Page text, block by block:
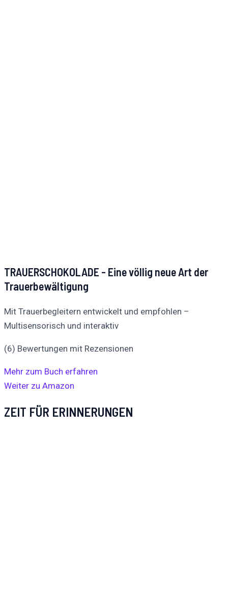
TRAUERSCHOKOLADE - Eine völlig neue Art der
Trauerbewältigung
Mit Trauerbegleitern entwickelt und empfohlen –
Multisensorisch und interaktiv
(6) Bewertungen mit Rezensionen
Mehr zum Buch erfahren
Weiter zu Amazon
ZEIT FÜR ERINNERUNGEN